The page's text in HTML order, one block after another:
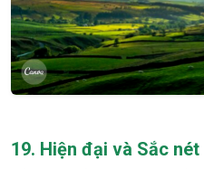
19. Hiện đại và Sắc nét